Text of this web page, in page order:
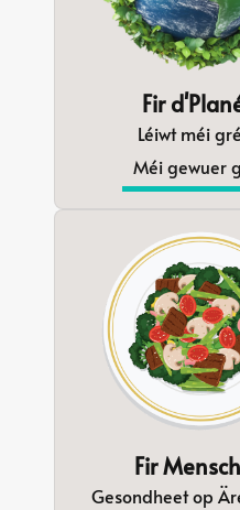
Fir
Léiwt méi
Méi gewuer
Fir
Gesondheet op